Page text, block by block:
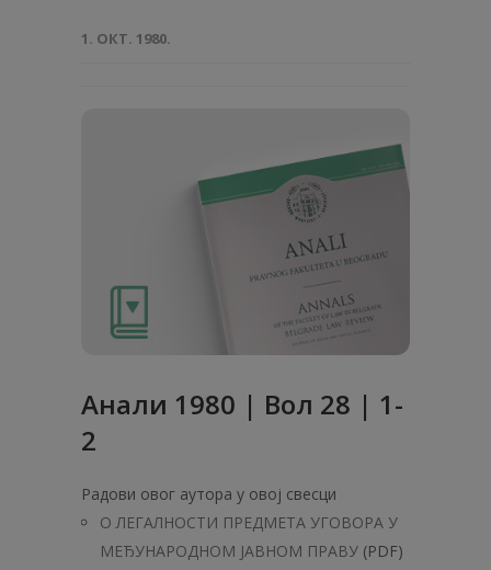
1. ОКТ. 1980.
Анaли 1980 | Вол 28 | 1-
2
Радови овог аутора у овој свесци
О ЛЕГАЛНОСТИ ПРЕДМЕТА УГOBOPA У
MEЂУHAPOДHOM JABHOM ПРАВУ (PDF)